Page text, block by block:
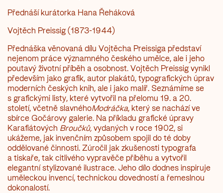
Přednáší kurátorka Hana Řeháková
Vojtěch Preissig(1873-1944)
Přednáška věnovaná dílu Vojtěcha Preissiga představí
nejenom práce významného českého umělce, ale i jeho
poutavý životní příběh a osobnost. Vojtěch Preissig vynikl
především jako grafik, autor plakátů, typografických úprav
moderních českých knih, ale i jako malíř. Seznámíme se
s grafickými listy, které vytvořil na přelomu 19. a 20.
století, včetně slavnéhoModráčka, který se nachází ve
sbírce Gočárovy galerie. Na příkladu grafické úpravy
Karafiátových Broučků, vydaných v roce 1902, si
ukážeme, jak invenčním způsobem spojil do té doby
oddělované činnosti. Zúročil jak zkušenosti typografa
a tiskaře, tak citlivého vypravěče příběhu a vytvořil
elegantní stylizované ilustrace. Jeho dílo dodnes inspiruje
uměleckou invencí, technickou dovedností a řemeslnou
dokonalostí.